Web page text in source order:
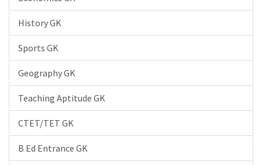
History GK
Sports GK
Geography GK
Teaching Aptitude GK
CTET/TET GK
B Ed Entrance GK